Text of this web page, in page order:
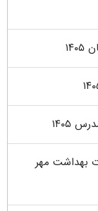
۱۴۰۵
بهداشت مهر